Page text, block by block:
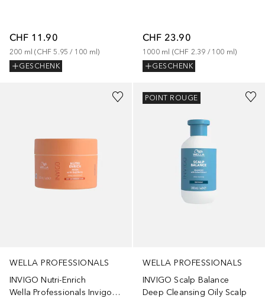
CHF 11.90
200 ml (CHF 5.95 / 100 ml)
GESCHENK
CHF 23.90
1000 ml (CHF 2.39 / 100 ml)
GESCHENK
WELLA PROFESSIONALS
INVIGO Nutri-Enrich
Wella Professionals Invigo Nutri-Enrich, odżywcza maska do włosów suchych i zniszczonych
WELLA PROFESSIONALS
INVIGO Scalp Balance
Deep Cleansing Oily Scalp
POINT ROUGE